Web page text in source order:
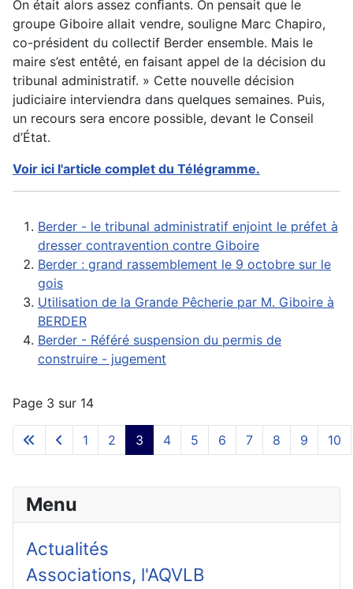
On était alors assez conﬁants. On pensait que le
groupe Giboire allait vendre, souligne Marc Chapiro,
co-président du collectif Berder ensemble. Mais le
maire s’est entêté, en faisant appel de la décision du
tribunal administratif. » Cette nouvelle décision
judiciaire interviendra dans quelques semaines. Puis,
un recours sera encore possible, devant le Conseil
d’État.
Voir ici l'article complet du Télégramme.
Berder - le tribunal administratif enjoint le préfet à
dresser contravention contre Giboire
Berder : grand rassemblement le 9 octobre sur le
gois
Utilisation de la Grande Pêcherie par M. Giboire à
BERDER
Berder - Référé suspension du permis de
construire - jugement
Page 3 sur 14
1 2 3 4 5 6 7 8 9 10
Menu
Actualités
Associations, l'AQVLB